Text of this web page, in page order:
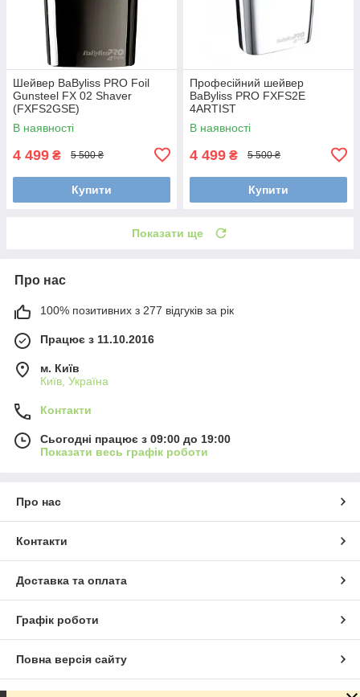
Шейвер BaByliss PRO Foil
Gunsteel FX 02 Shaver
(FXFS2GSE)
В наявності
4 499 ₴ 5 500 ₴
Купити
Професійний шейвер
BaByliss PRO FXFS2E
4ARTIST
В наявності
4 499 ₴ 5 500 ₴
Купити
Показати ще
Про нас
100% позитивних з 277 відгуків за рік
Працює з 11.10.2016
м. Київ
Київ, Україна
Контакти
Сьогодні працює з 09:00 до 19:00
Показати весь графік роботи
Про нас
Контакти
Доставка та оплата
Графік роботи
Повна версія сайту